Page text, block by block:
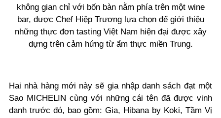
không gian chỉ với bốn bàn nằm phía trên một wine
bar, được Chef Hiệp Trương lựa chọn để giới thiệu
những thực đơn tasting Việt Nam hiện đại được xây
dựng trên cảm hứng từ ẩm thực miền Trung.
Hai nhà hàng mới này sẽ gia nhập danh sách đạt một
Sao MICHELIN cùng với những cái tên đã được vinh
danh trước đó, bao gồm: Gia, Hibana by Koki, Tầm Vị